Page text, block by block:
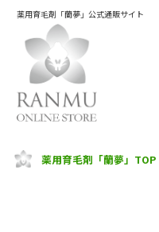
薬用育毛剤「蘭夢」公式通販サイト
薬用育毛剤「蘭夢」TOP